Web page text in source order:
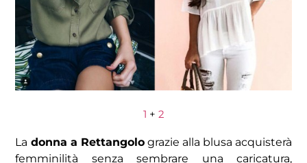
1 + 2
La donna a Rettangolo grazie alla blusa acquisterà
femminilità senza sembrare una caricatura,